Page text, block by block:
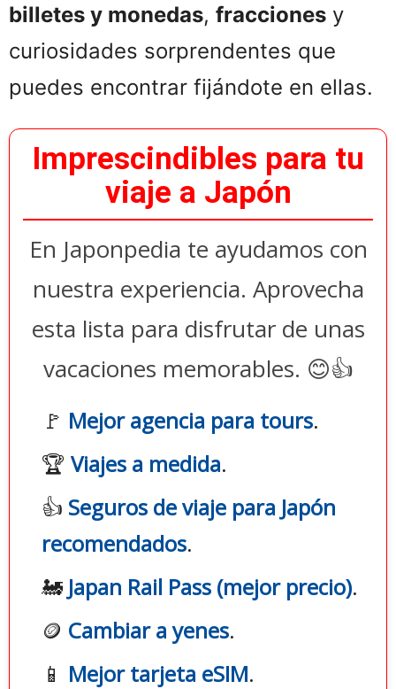
billetes y monedas, fracciones y
curiosidades sorprendentes que
puedes encontrar fijándote en ellas.
Imprescindibles para tu
viaje a Japón
En Japonpedia te ayudamos con
nuestra experiencia. Aprovecha
esta lista para disfrutar de unas
vacaciones memorables. 😊👍
🚩 Mejor agencia para tours.
🏆 Viajes a medida.
👍 Seguros de viaje para Japón
recomendados.
🚂 Japan Rail Pass (mejor precio).
🪙 Cambiar a yenes.
📱 Mejor tarjeta eSIM.